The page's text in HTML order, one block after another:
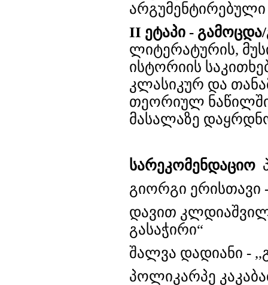
II ეტაპი - გამოცდა/
ლიტერატურის,
ისტორიის
კლასიკურ და
თეორიულ
მასალაზე
სარეკომენდაციო
გიორგი ერისთავი
დავით
გასაჭირი“
შალვა დადიანი -
პოლიკარპე